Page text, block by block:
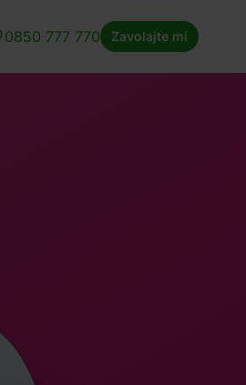
0850 777 770 Zavolajte mi